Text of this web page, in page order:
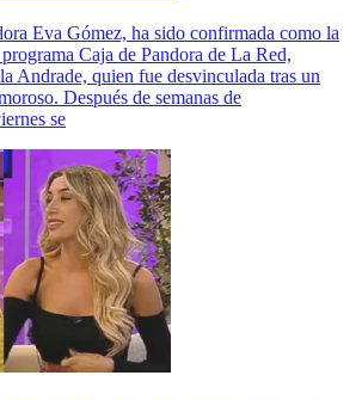
Eva Gómez, ha sido confirmada como la
Caja de Pandora de La Red,
Andrade, quien fue desvinculada tras un
Después de semanas de
se